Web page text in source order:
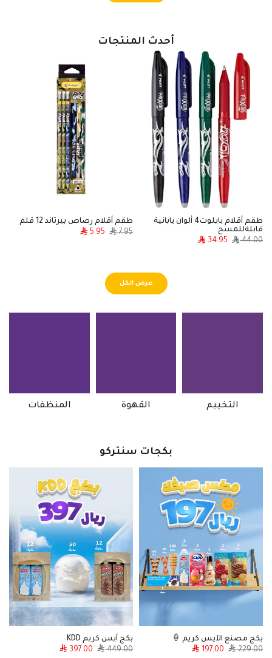
أحدث المنتجات
طقم أقلام بايلوت4 ألوان يابانية
قابلةللمسح
44.00
34.95
طقم أقلام رصاص بيرتاند 12 قلم
7.95
5.95
عرض الكل
التخييم القهوة المنظفات
بكجات سنتركو
بكج مصنع الآيس كريم 🍦
229.00
197.00
بكج آيس كريم KDD
449.00
397.00